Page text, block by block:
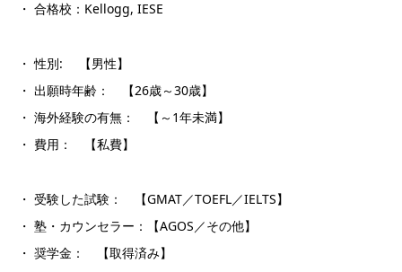
・ 合格校：Kellogg, IESE
・ 性別: 【男性】
・ 出願時年齢： 【26歳～30歳】
・ 海外経験の有無： 【～1年未満】
・ 費用： 【私費】
・ 受験した試験： 【GMAT／TOEFL／IELTS】
・ 塾・カウンセラー：【AGOS／その他】
・ 奨学金： 【取得済み】